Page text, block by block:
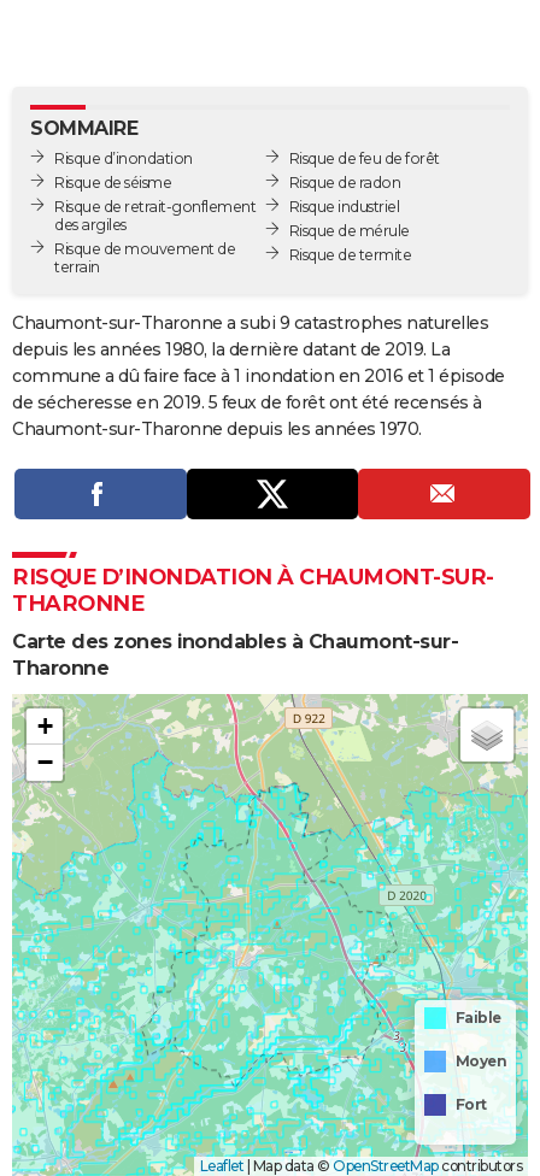
BONS PLANS
CARTE DE VOEUX
Carte de Noël
Carte Bonne année
Carte Saint-Valentin
Carte Pâques
Carte d'anniversaire
DICTIONNAIRE
Dictionnaire
Biographies
Citations
Expressions
Proverbes
PROGRAMME TV
COPAINS D'AVANT
S'inscrire
Se connecter
Lycées
Collèges
Primaires
Universités
Entreprises
Service militaire
Avis de recherche
AVIS DE DÉCÈS
FORUM
SOMMAIRE
Risque d’inondation
Risque de séisme
Risque de retrait-gonflement
des argiles
Risque de mouvement de
terrain
Risque de feu de forêt
Risque de radon
Risque industriel
Risque de mérule
Risque de termite
Chaumont-sur-Tharonne a subi 9 catastrophes naturelles
depuis les années 1980, la dernière datant de 2019. La
commune a dû faire face à 1 inondation en 2016 et 1 épisode
de sécheresse en 2019. 5 feux de forêt ont été recensés à
Chaumont-sur-Tharonne depuis les années 1970.
RISQUE D’INONDATION À CHAUMONT-SUR-
THARONNE
Carte des zones inondables à Chaumont-sur-
Tharonne
+
−
Faible
Moyen
Fort
Leaflet | Map data ©OpenStreetMapcontributors